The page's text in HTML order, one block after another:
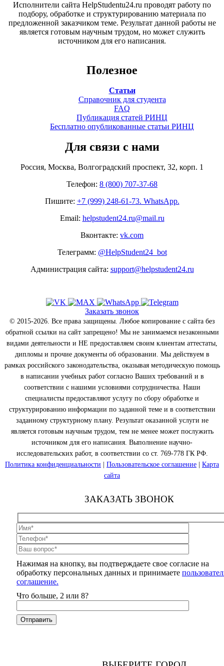
Исполнители сайта HelpStudentu24.ru проводят работу по
подбору, обработке и структурированию материала по
предложенной заказчиком теме. Результат данной работы не
является готовым научным трудом, но может служить
источником для его написания.
Полезное
Статьи
Справочник для студента
FAQ
Публикация статей РИНЦ
Бесплатно опубликованные статьи РИНЦ
Для связи с нами
Россия, Москва, Волгоградский проспект, 32, корп. 1
Телефон: 8 (800) 707-37-68
Пишите: +7 (999) 248-61-73. WhatsApp.
Email: helpstudent24.ru@mail.ru
Вконтакте: vk.com
Телеграмм: @HelpStudent24_bot
Администрация сайта: support@helpstudent24.ru
Заказать звонок
© 2015-2026. Все права защищены. Любое копирование с сайта без
обратной ссылки на сайт запрещено! Мы не занимаемся незаконными
видами деятельности и НЕ предоставляем своим клиентам аттестаты,
дипломы и прочие документы об образовании. Мы действуем в
рамках российского законодательства, оказывая методическую помощь
в написании учебных работ согласно Ваших требований и в
соответствии с нашими условиями сотрудничества. Наши
специалисты предоставляют услугу по сбору обработке и
структурированию информации по заданной теме и в соответствии
заданному структурному плану. Результат оказанной услуги не
является готовым научным трудом, тем не менее может послужить
источником для его написания. Выполнение научно-
исследовательских работ, в соответствии со ст. 769-778 ГК РФ.
Политика конфиденциальности
Пользовательское соглашение
Карта
сайта
ЗАКАЗАТЬ ЗВОНОК
Нажимая на кнопку, вы подтверждаете свое согласие на
обработку персональных данных и принимаете
соглашение.
Что больше, 2 или 8?